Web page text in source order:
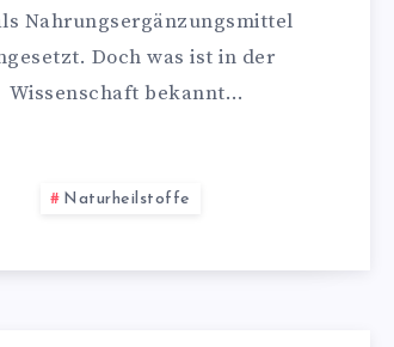
Nahrungsergänzungsmittel
Doch was ist in der
Wissenschaft bekannt…
Naturheilstoffe